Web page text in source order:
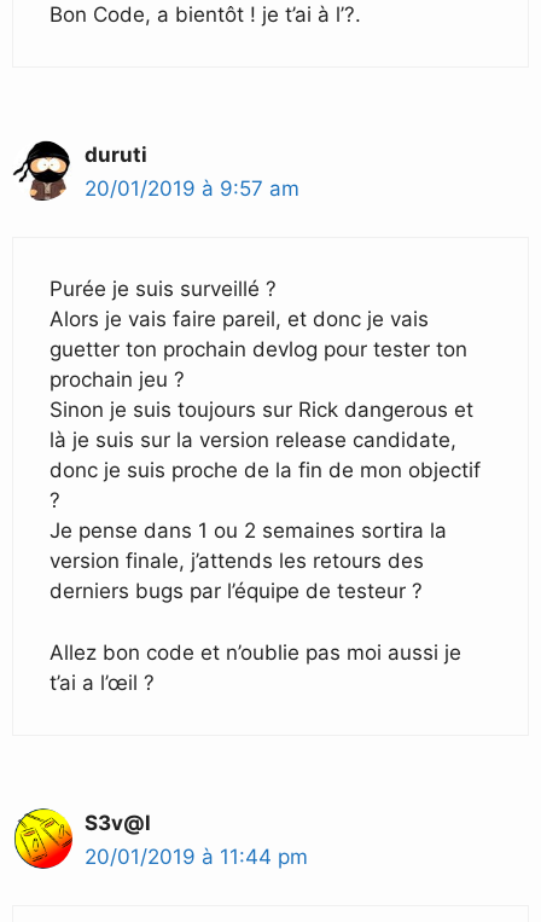
Bon Code, a bientôt ! je t’ai à l’?.
duruti
20/01/2019 à 9:57 am
Purée je suis surveillé ?
Alors je vais faire pareil, et donc je vais
guetter ton prochain devlog pour tester ton
prochain jeu ?
Sinon je suis toujours sur Rick dangerous et
là je suis sur la version release candidate,
donc je suis proche de la fin de mon objectif
?
Je pense dans 1 ou 2 semaines sortira la
version finale, j’attends les retours des
derniers bugs par l’équipe de testeur ?
Allez bon code et n’oublie pas moi aussi je
t’ai a l’œil ?
S3v@l
20/01/2019 à 11:44 pm